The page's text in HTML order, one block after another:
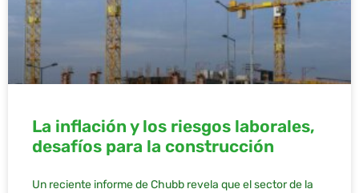
La inflación y los riesgos laborales,
desafíos para la construcción
Un reciente informe de Chubb revela que el sector de la